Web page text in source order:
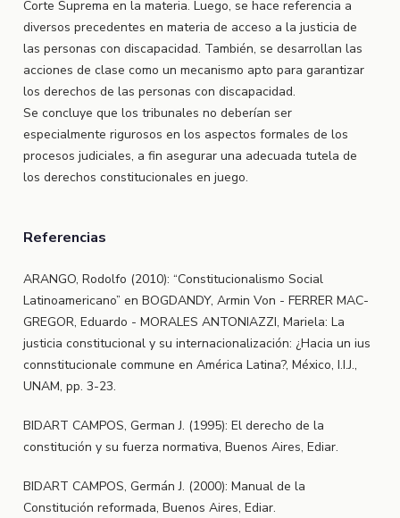
Corte Suprema en la materia. Luego, se hace referencia a
diversos precedentes en materia de acceso a la justicia de
las personas con discapacidad. También, se desarrollan las
acciones de clase como un mecanismo apto para garantizar
los derechos de las personas con discapacidad.
Se concluye que los tribunales no deberían ser
especialmente rigurosos en los aspectos formales de los
procesos judiciales, a fin asegurar una adecuada tutela de
los derechos constitucionales en juego.
Referencias
ARANGO, Rodolfo (2010): “Constitucionalismo Social
Latinoamericano” en BOGDANDY, Armin Von - FERRER MAC-
GREGOR, Eduardo - MORALES ANTONIAZZI, Mariela: La
justicia constitucional y su internacionalización: ¿Hacia un ius
connstitucionale commune en América Latina?, México, I.I.J.,
UNAM, pp. 3-23.
BIDART CAMPOS, German J. (1995): El derecho de la
constitución y su fuerza normativa, Buenos Aires, Ediar.
BIDART CAMPOS, Germán J. (2000): Manual de la
Constitución reformada, Buenos Aires, Ediar.